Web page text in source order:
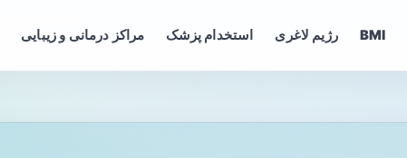
BMI رژیم لاغری استخدام پزشک مراکز درمانی و زیبایی